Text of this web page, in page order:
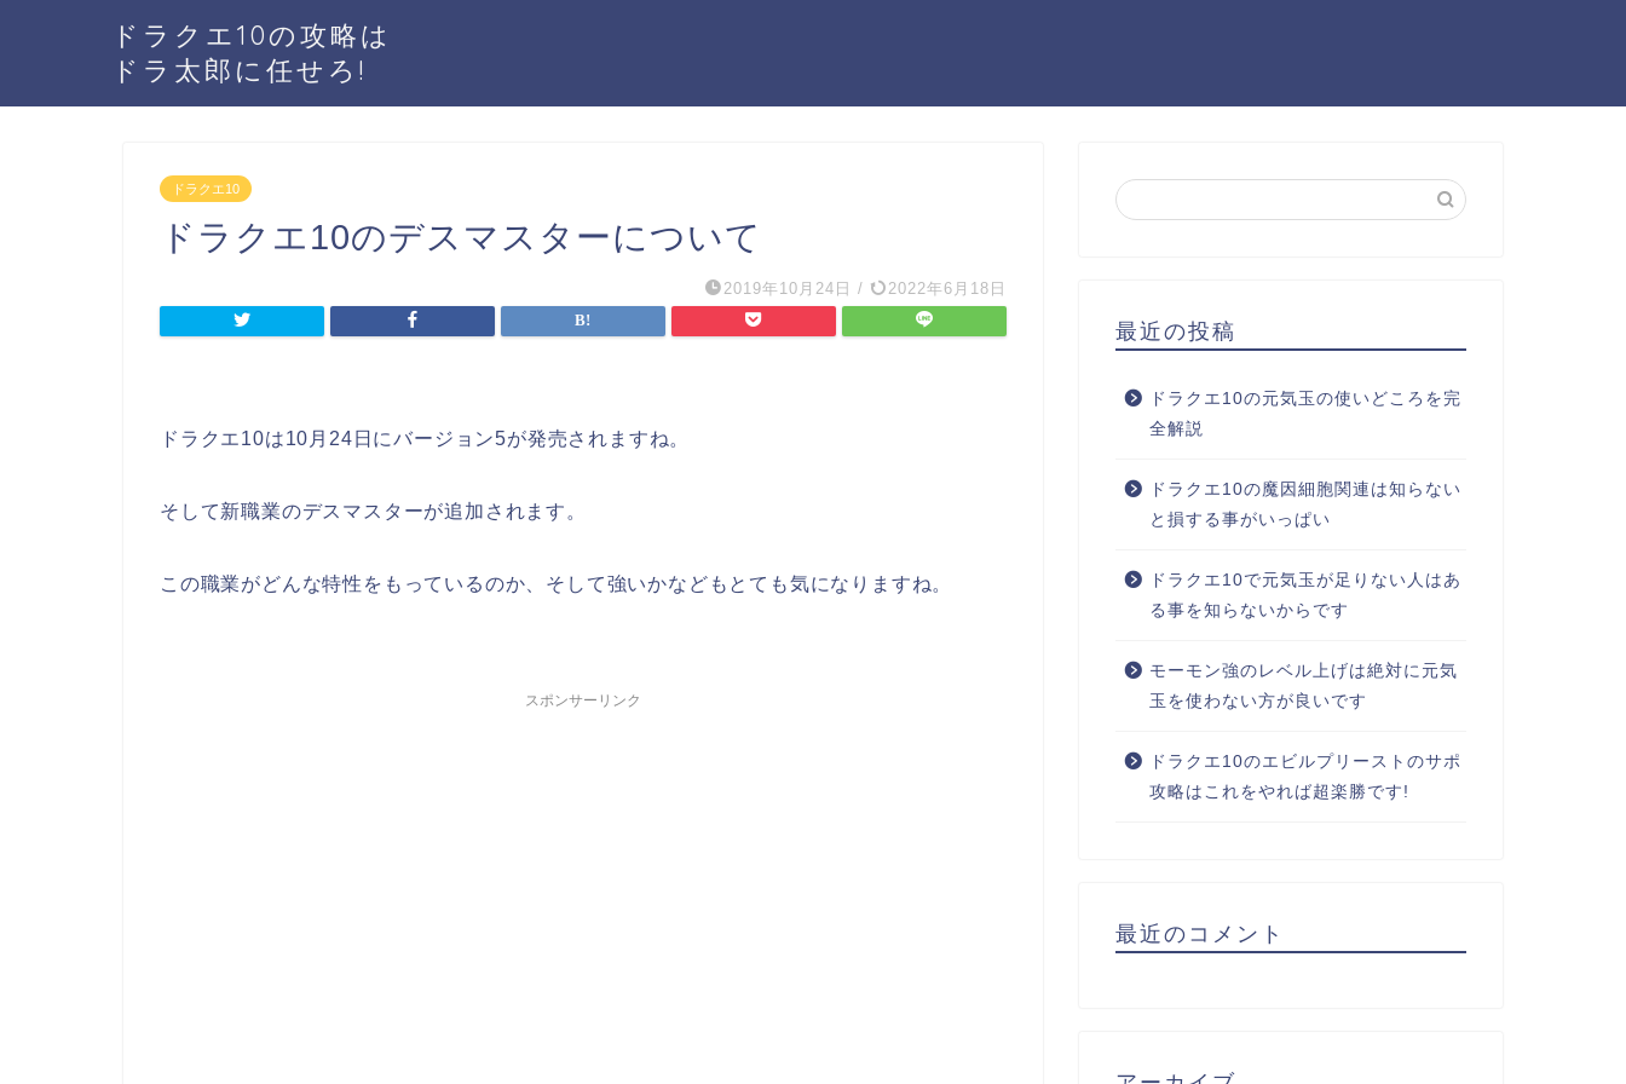
ドラクエ10の攻略は
ドラ太郎に任せろ!
ドラクエ10
ドラクエ10のデスマスターについて
2019年10月24日 / 2022年6月18日
ドラクエ10は10月24日にバージョン5が発売されますね。
そして新職業のデスマスターが追加されます。
この職業がどんな特性をもっているのか、そして強いかなどもとても気になりますね。
スポンサーリンク
最近の投稿
ドラクエ10の元気玉の使いどころを完
全解説
ドラクエ10の魔因細胞関連は知らない
と損する事がいっぱい
ドラクエ10で元気玉が足りない人はあ
る事を知らないからです
モーモン強のレベル上げは絶対に元気
玉を使わない方が良いです
ドラクエ10のエビルプリーストのサポ
攻略はこれをやれば超楽勝です!
最近のコメント